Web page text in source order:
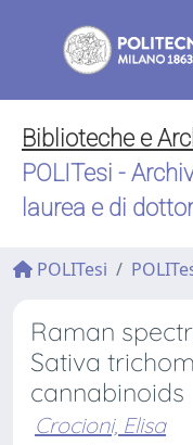
Biblioteche e
POLITesi -
laurea e di
POLITesi
Raman
Sativa
cannabinoids
Crocioni, Elisa